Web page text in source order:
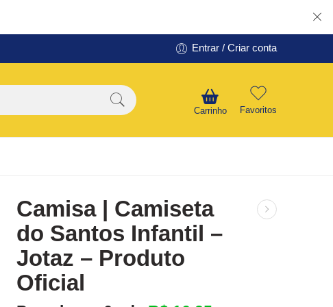
Entrar / Criar conta
Carrinho Favoritos
Camisa | Camiseta
do Santos Infantil –
Jotaz – Produto
Oficial